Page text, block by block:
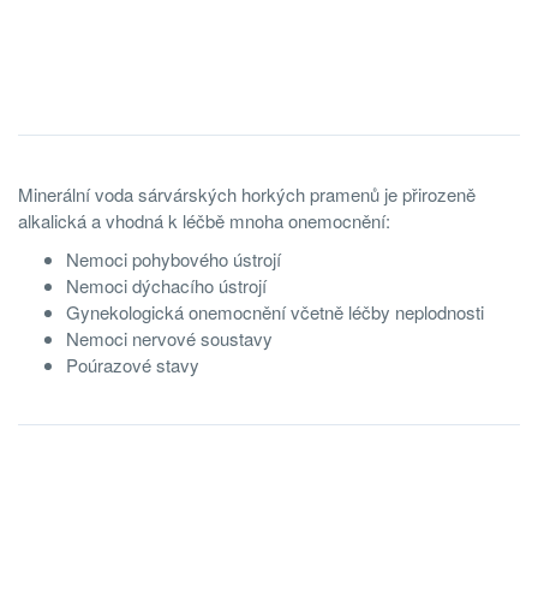
Minerální voda sárvárských horkých pramenů je přirozeně
alkalická a vhodná k léčbě mnoha onemocnění:
Nemoci pohybového ústrojí
Nemoci dýchacího ústrojí
Gynekologická onemocnění včetně léčby neplodnosti
Nemoci nervové soustavy
Poúrazové stavy